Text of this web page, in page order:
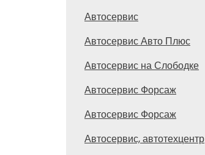
Автосервис
Автосервис Авто Плюс
Автосервис на Слободке
Автосервис Форсаж
Автосервис Форсаж
Автосервис, автотехцентр